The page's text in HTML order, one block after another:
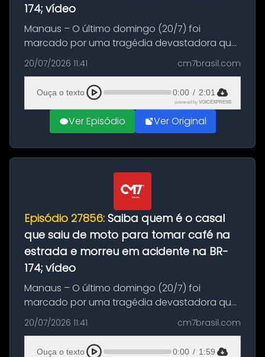
174; vídeo
Manaus – O último domingo (20/7) foi
marcado por uma tragédia devastadora que
resultou na morte precoce de dois jovens na
BR-174, na zona rural de Manaus. Um passeio
com destino a um típico café regio...
20/07/2026 11:41 cm7brasil.com
Ouça o texto 0:00 / 2:01
powered by VOICEXPRESS
Ver Episódio Ver Original
Episódio 27856: Saiba quem é o casal
que saiu de moto para tomar café na
estrada e morreu em acidente na BR-
174; vídeo
Manaus – O último domingo (20/7) foi
marcado por uma tragédia devastadora que
resultou na morte precoce de dois jovens na
BR-174, na zona rural de Manaus. Um passeio
com destino a um típico café regio...
20/07/2026 11:41 cm7brasil.com
Ouça o texto 0:00 / 1:59